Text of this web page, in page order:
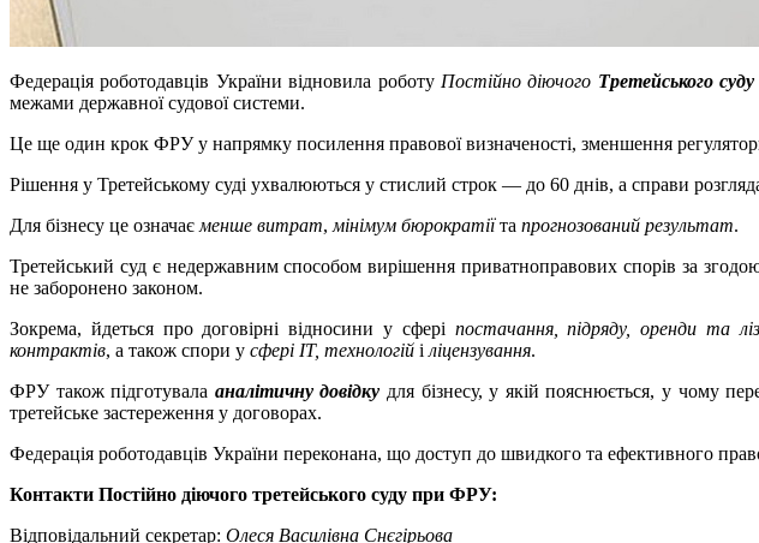
Федерація роботодавців України відновила роботу Постійно діючого Третейського суду
межами державної судової системи.
Це ще один крок ФРУ у напрямку посилення правової визначеності, зменшення
Рішення у Третейському суді ухвалюються у стислий строк — до 60 днів, а справи
Для бізнесу це означає менше витрат, мінімум бюрократіїта прогнозований результат.
Третейський суд є недержавним способом вирішення приватноправових спорів за
не заборонено законом.
Зокрема, йдеться про договірні відносини у сфері постачання, підряду, оренди та
контрактів, а також спори у сфері ІТ, технологій і ліцензування.
ФРУ також підготувала аналітичну довідку для бізнесу, у якій пояснюється, у чому
третейське застереження у договорах.
Федерація роботодавців України переконана, що доступ до швидкого та ефективного
Контакти Постійно діючого третейського суду при ФРУ:
Відповідальний секретар: Олеся Василівна Снєгірьова